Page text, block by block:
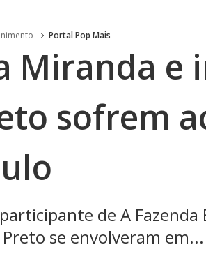
Portal Pop Mais
Miranda e
sofrem
de A
se envolveram em...